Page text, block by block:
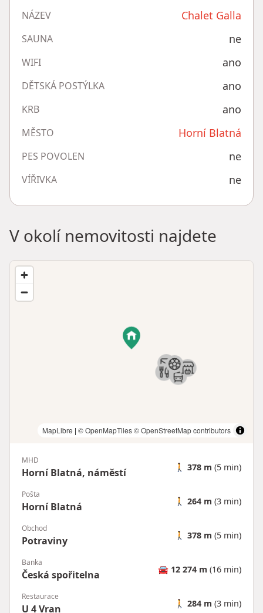
NÁZEV Chalet Galla
SAUNA ne
WIFI ano
DĚTSKÁ POSTÝLKA ano
KRB ano
MĚSTO Horní Blatná
PES POVOLEN ne
VÍŘIVKA ne
V okolí nemovitosti najdete
MapLibre | © OpenMapTiles© OpenStreetMap contributors
MHD
Horní Blatná, náměstí 🚶 378 m (5 min)
Pošta
Horní Blatná 🚶 264 m (3 min)
Obchod
Potraviny 🚶 378 m (5 min)
Banka
Česká spořitelna 🚘 12 274 m (16 min)
Restaurace
U 4 Vran 🚶 284 m (3 min)